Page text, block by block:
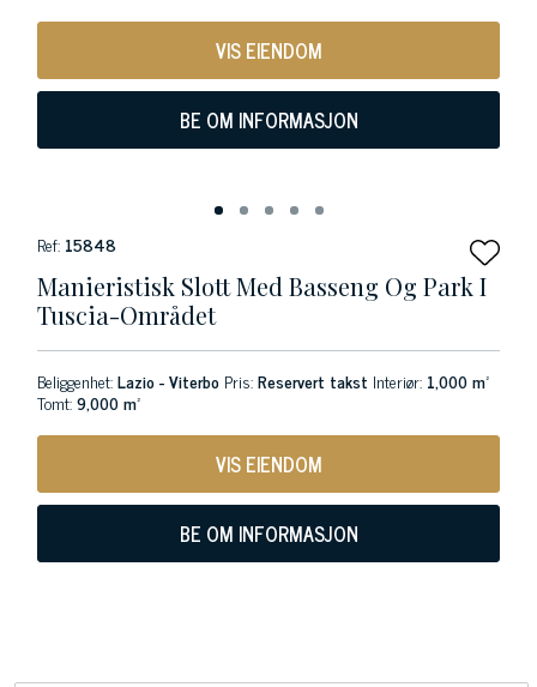
VIS EIENDOM
BE OM INFORMASJON
Ref: 15848
Manieristisk Slott Med Basseng Og Park I
Tuscia-Området
Beliggenhet:Lazio - Viterbo Pris:Reservert takst Interiør: 1,000 m²
Tomt:9,000 m²
VIS EIENDOM
BE OM INFORMASJON